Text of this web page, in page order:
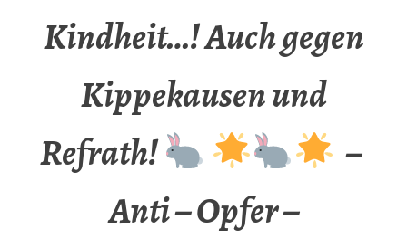
Kindheit…! Auch gegen
Kippekausen und
Refrath!
–
Anti – Opfer –